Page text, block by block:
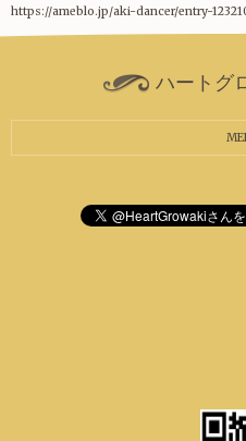
https://ameblo.jp/aki-dancer/entry-
ハートグ